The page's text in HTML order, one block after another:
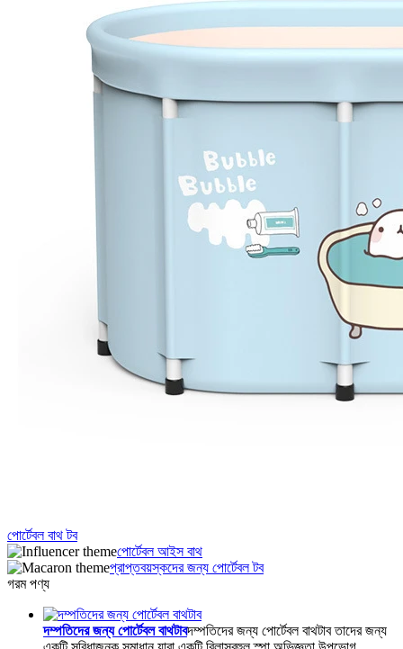
পোর্টেবল বাথ টব
পোর্টেবল আইস বাথ
প্রাপ্তবয়স্কদের জন্য পোর্টেবল টব
গরম পণ্য
দম্পতিদের জন্য পোর্টেবল বাথটাবদম্পতিদের জন্য পোর্টেবল বাথটাব তাদের জন্য